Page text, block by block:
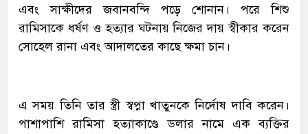
এবং সাক্ষীদের জবানবন্দি পড়ে শোনান। পরে শিশু
রামিসাকে ধর্ষণ ও হত্যার ঘটনায় নিজের দায় স্বীকার করেন
সোহেল রানা এবং আদালতের কাছে ক্ষমা চান।
এ সময় তিনি তার স্ত্রী স্বপ্না খাতুনকে নির্দোষ দাবি করেন।
পাশাপাশি রামিসা হত্যাকাণ্ডে ডলার নামে এক ব্যক্তির